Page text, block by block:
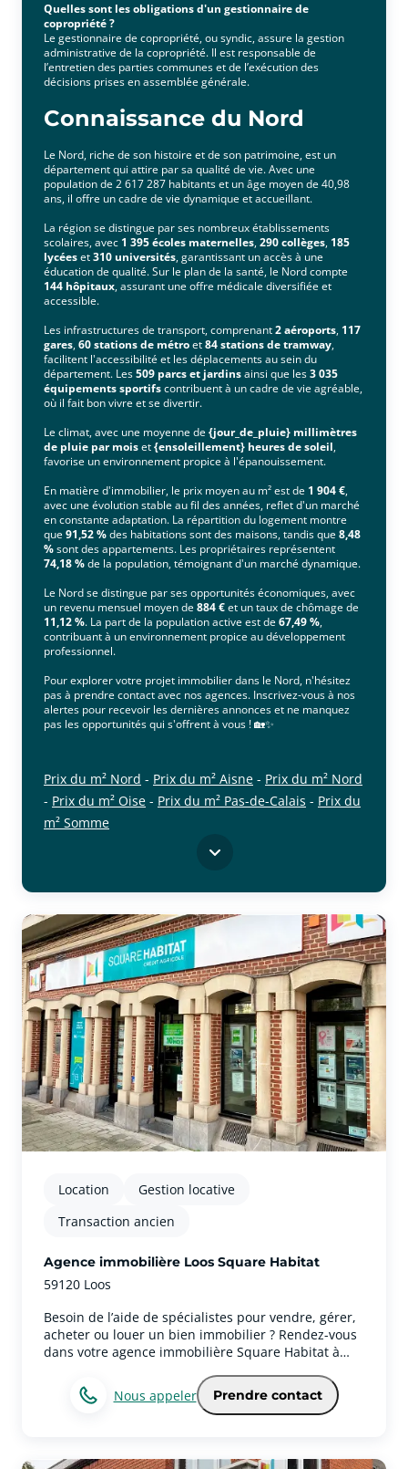
Quelles sont les obligations d'un gestionnaire de
copropriété ?
Le gestionnaire de copropriété, ou syndic, assure la gestion
administrative de la copropriété. Il est responsable de
l’entretien des parties communes et de l’exécution des
décisions prises en assemblée générale.
Connaissance du Nord
Le Nord, riche de son histoire et de son patrimoine, est un
département qui attire par sa qualité de vie. Avec une
population de 2 617 287 habitants et un âge moyen de 40,98
ans, il offre un cadre de vie dynamique et accueillant.
La région se distingue par ses nombreux établissements
scolaires, avec 1 395 écoles maternelles,290 collèges, 185
lycéeset310 universités, garantissant un accès à une
éducation de qualité. Sur le plan de la santé, le Nord compte
144 hôpitaux, assurant une offre médicale diversifiée et
accessible.
Les infrastructures de transport, comprenant2 aéroports, 117
gares,60 stations de métroet84 stations de tramway,
facilitent l'accessibilité et les déplacements au sein du
département. Les509 parcs et jardinsainsi que les3 035
équipements sportifscontribuent à un cadre de vie agréable,
où il fait bon vivre et se divertir.
Le climat, avec une moyenne de{jour_de_pluie} millimètres
de pluie par moiset{ensoleillement} heures de soleil,
favorise un environnement propice à l'épanouissement.
En matière d'immobilier, le prix moyen au m² est de 1 904 €,
avec une évolution stable au fil des années, reflet d'un marché
en constante adaptation. La répartition du logement montre
que91,52 %des habitations sont des maisons, tandis que8,48
%sont des appartements. Les propriétaires représentent
74,18 %de la population, témoignant d'un marché dynamique.
Le Nord se distingue par ses opportunités économiques, avec
un revenu mensuel moyen de884 €et un taux de chômage de
11,12 %. La part de la population active est de67,49 %,
contribuant à un environnement propice au développement
professionnel.
Pour explorer votre projet immobilier dans le Nord, n'hésitez
pas à prendre contact avec nos agences. Inscrivez-vous à nos
alertes pour recevoir les dernières annonces et ne manquez
pas les opportunités qui s'offrent à vous ! 🏡✨
Prix du m² Nord - Prix du m² Aisne - Prix du m² Nord
- Prix du m² Oise - Prix du m² Pas-de-Calais - Prix du
m² Somme
Location
Gestion locative
Transaction ancien
Agence immobilière Loos Square Habitat
59120 Loos
Besoin de l’aide de spécialistes pour vendre, gérer,
acheter ou louer un bien immobilier ? Rendez-vous
dans votre agence immobilière Square Habitat à
immobiliers.Votre agence immobilière couvre la ville
de Loos et ses environsNotre secteur englobe
également Lille, Wattignies. Véritable partenaire de
rigueur à chaque étape de votre parcours
Prendre contact
Nous appeler